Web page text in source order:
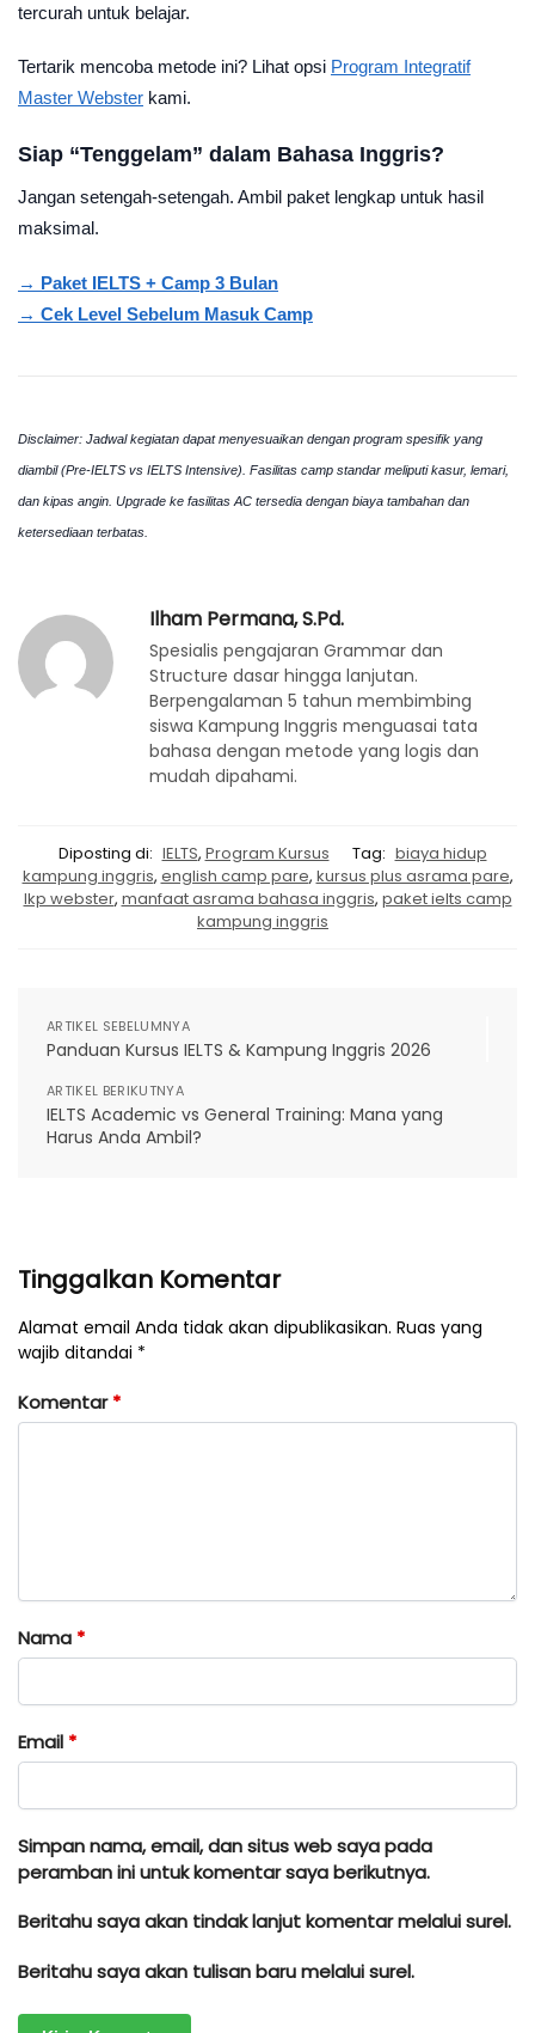
tercurah untuk belajar.
Tertarik mencoba metode ini? Lihat opsi Program Integratif
Master Webster kami.
Siap “Tenggelam” dalam Bahasa Inggris?
Jangan setengah-setengah. Ambil paket lengkap untuk hasil
maksimal.
→ Paket IELTS + Camp 3 Bulan
→ Cek Level Sebelum Masuk Camp
Disclaimer: Jadwal kegiatan dapat menyesuaikan dengan program spesifik yang
diambil (Pre-IELTS vs IELTS Intensive). Fasilitas camp standar meliputi kasur, lemari,
dan kipas angin. Upgrade ke fasilitas AC tersedia dengan biaya tambahan dan
ketersediaan terbatas.
Ilham Permana, S.Pd.
Spesialis pengajaran Grammar dan
Structure dasar hingga lanjutan.
Berpengalaman 5 tahun membimbing
siswa Kampung Inggris menguasai tata
bahasa dengan metode yang logis dan
mudah dipahami.
Diposting di: IELTS, Program Kursus Tag: biaya hidup
kampung inggris, english camp pare, kursus plus asrama pare,
lkp webster, manfaat asrama bahasa inggris, paket ielts camp
kampung inggris
ARTIKEL SEBELUMNYA
Panduan Kursus IELTS & Kampung Inggris 2026
ARTIKEL BERIKUTNYA
IELTS Academic vs General Training: Mana yang
Harus Anda Ambil?
Tinggalkan Komentar
Alamat email Anda tidak akan dipublikasikan. Ruas yang
wajib ditandai *
Komentar*
Nama *
Email *
Simpan nama, email, dan situs web saya pada
peramban ini untuk komentar saya berikutnya.
Beritahu saya akan tindak lanjut komentar melalui surel.
Beritahu saya akan tulisan baru melalui surel.